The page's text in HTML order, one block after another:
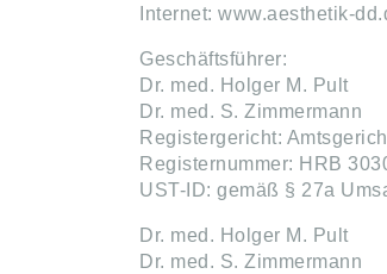
Internet: www.aesthetik-
Geschäftsführer:
Dr. med. Holger M. Pult
Dr. med. S. Zimmermann
Registergericht:
Registernummer: HRB
UST-ID: gemäß § 27a
Dr. med. Holger M. Pult
Dr. med. S. Zimmermann